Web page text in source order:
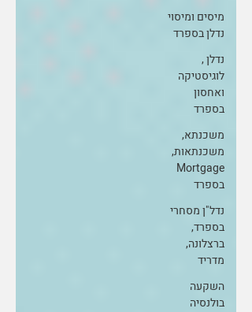
מיסים ומיסוי
נדלן בספרד
נדלן ,
לוגיסטיקה
ואחסון
בספרד
משכנתא,
משכנתאות,
Mortgage
בספרד
נדל"ן מסחרי
בספרד,
ברצלונה,
מדריד
השקעה
בולנסיה